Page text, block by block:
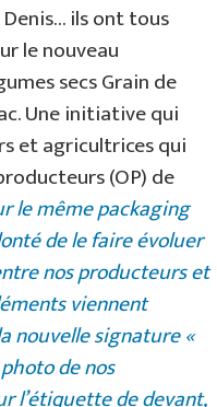
Denis… ils ont tous
le nouveau
secs Grain de
Une initiative qui
et agricultrices qui
(OP) de
le même packaging
de le faire évoluer
nos producteurs et
viennent
nouvelle signature «
de nos
l’étiquette de devant,